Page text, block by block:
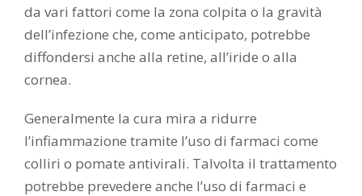
da vari fattori come la zona colpita o la gravità
dell’infezione che, come anticipato, potrebbe
diffondersi anche alla retine, all’iride o alla
cornea.
Generalmente la cura mira a ridurre
l’infiammazione tramite l’uso di farmaci come
colliri o pomate antivirali. Talvolta il trattamento
potrebbe prevedere anche l’uso di farmaci e